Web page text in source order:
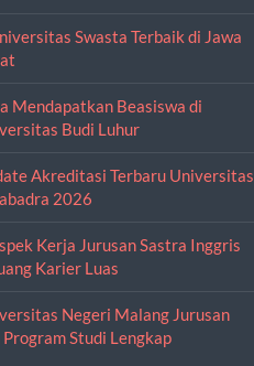
Swasta Terbaik di Jawa
Mendapatkan Beasiswa di
Budi Luhur
Akreditasi Terbaru Universitas
2026
Kerja Jurusan Sastra Inggris
Karier Luas
Negeri Malang Jurusan
Program Studi Lengkap